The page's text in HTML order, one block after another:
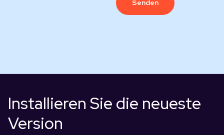
Installieren Sie die neueste
Version